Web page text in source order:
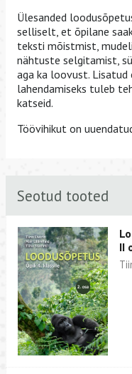
Ülesanded
selliselt, et õpilane
teksti mõistmist,
nähtuste selgitamist,
aga ka loovust.
lahendamiseks tuleb
katseid.
Töövihikut on
Seotud tooted
II